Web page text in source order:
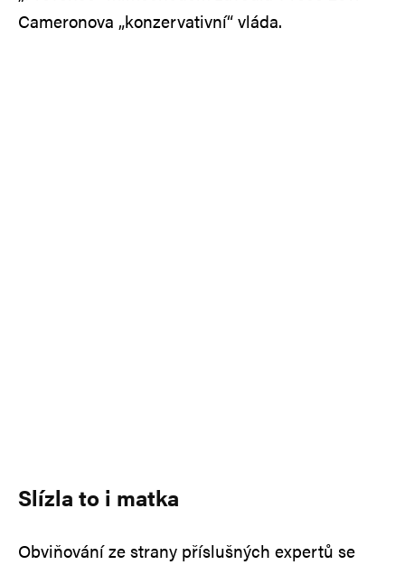
Cameronova „konzervativní“ vláda.
Slízla to i matka
Obviňování ze strany příslušných expertů se